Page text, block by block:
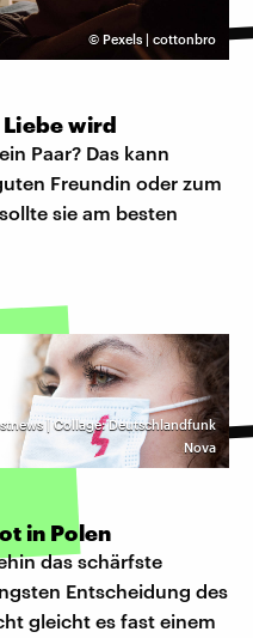
© Pexels | cottonbro
wird
Paar? Das kann
Freundin oder zum
sie am besten
| Collage: Deutschlandfunk
Nova
in Polen
das schärfste
Entscheidung des
gleicht es fast einem